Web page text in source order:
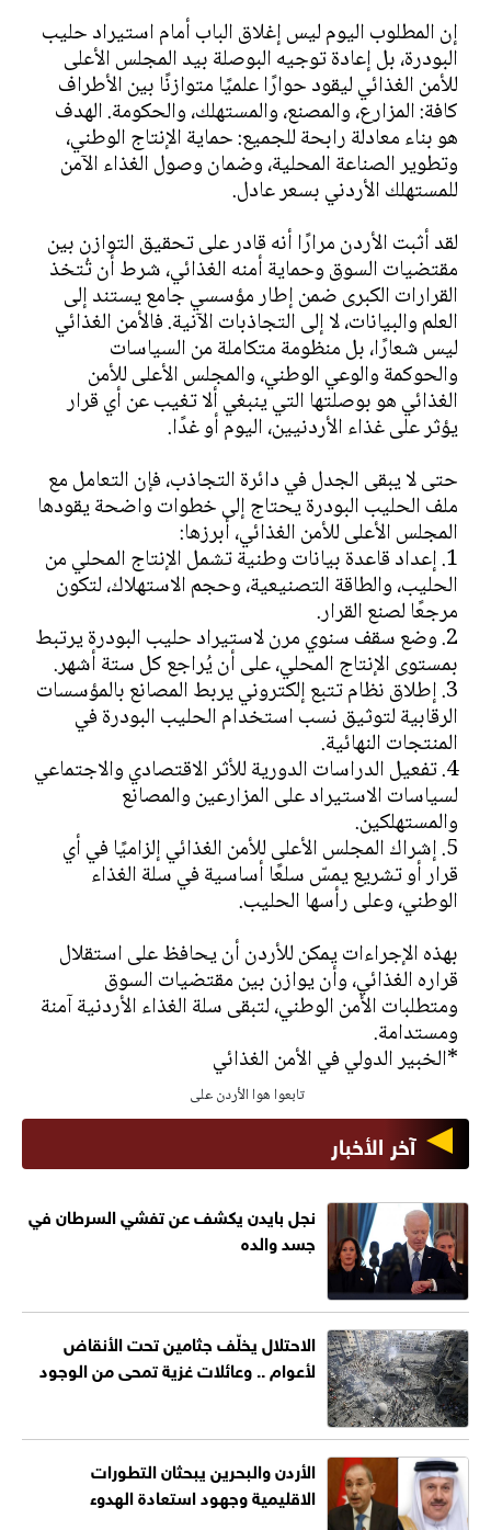
إن المطلوب اليوم ليس إغلاق الباب أمام استيراد حليب
البودرة، بل إعادة توجيه البوصلة بيد المجلس الأعلى
للأمن الغذائي ليقود حوارًا علميًا متوازنًا بين الأطراف
كافة: المزارع، والمصنع، والمستهلك، والحكومة. الهدف
هو بناء معادلة رابحة للجميع: حماية الإنتاج الوطني،
وتطوير الصناعة المحلية، وضمان وصول الغذاء الآمن
للمستهلك الأردني بسعر عادل.
لقد أثبت الأردن مرارًا أنه قادر على تحقيق التوازن بين
مقتضيات السوق وحماية أمنه الغذائي، شرط أن تُتخذ
القرارات الكبرى ضمن إطار مؤسسي جامع يستند إلى
العلم والبيانات، لا إلى التجاذبات الآنية. فالأمن الغذائي
ليس شعارًا، بل منظومة متكاملة من السياسات
والحوكمة والوعي الوطني، والمجلس الأعلى للأمن
الغذائي هو بوصلتها التي ينبغي ألا تغيب عن أي قرار
يؤثر على غذاء الأردنيين، اليوم أو غدًا.
حتى لا يبقى الجدل في دائرة التجاذب، فإن التعامل مع
ملف الحليب البودرة يحتاج إلى خطوات واضحة يقودها
المجلس الأعلى للأمن الغذائي، أبرزها:
1. إعداد قاعدة بيانات وطنية تشمل الإنتاج المحلي من
الحليب، والطاقة التصنيعية، وحجم الاستهلاك، لتكون
مرجعًا لصنع القرار.
2. وضع سقف سنوي مرن لاستيراد حليب البودرة يرتبط
بمستوى الإنتاج المحلي، على أن يُراجع كل ستة أشهر.
3. إطلاق نظام تتبع إلكتروني يربط المصانع بالمؤسسات
الرقابية لتوثيق نسب استخدام الحليب البودرة في
المنتجات النهائية.
4. تفعيل الدراسات الدورية للأثر الاقتصادي والاجتماعي
لسياسات الاستيراد على المزارعين والمصانع
والمستهلكين.
5. إشراك المجلس الأعلى للأمن الغذائي إلزاميًا في أي
قرار أو تشريع يمسّ سلعًا أساسية في سلة الغذاء
الوطني، وعلى رأسها الحليب.
بهذه الإجراءات يمكن للأردن أن يحافظ على استقلال
قراره الغذائي، وأن يوازن بين مقتضيات السوق
ومتطلبات الأمن الوطني، لتبقى سلة الغذاء الأردنية آمنة
ومستدامة.
*الخبير الدولي في الأمن الغذائي
تابعوا هوا الأردن على
آخر الأخبار
نجل بايدن يكشف عن تفشي السرطان في
جسد والده
الاحتلال يخلّف جثامين تحت الأنقاض
لأعوام .. وعائلات غزية تمحى من الوجود
الأردن والبحرين يبحثان التطورات
الاقليمية وجهود استعادة الهدوء